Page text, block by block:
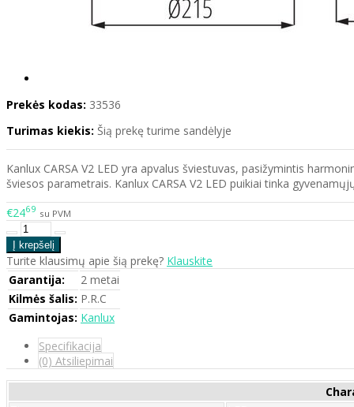
Prekės kodas: 33536
Turimas kiekis: Šią prekę turime sandėlyje
Kanlux CARSA V2 LED yra apvalus šviestuvas, pasižymintis
šviesos parametrais. Kanlux CARSA V2 LED puikiai tinka
€2469 su PVM
Turite klausimų apie šią prekę? Klauskite
Garantija:
2 metai
Kilmės šalis: P.R.C
Gamintojas: Kanlux
Specifikacija
(0) Atsiliepimai